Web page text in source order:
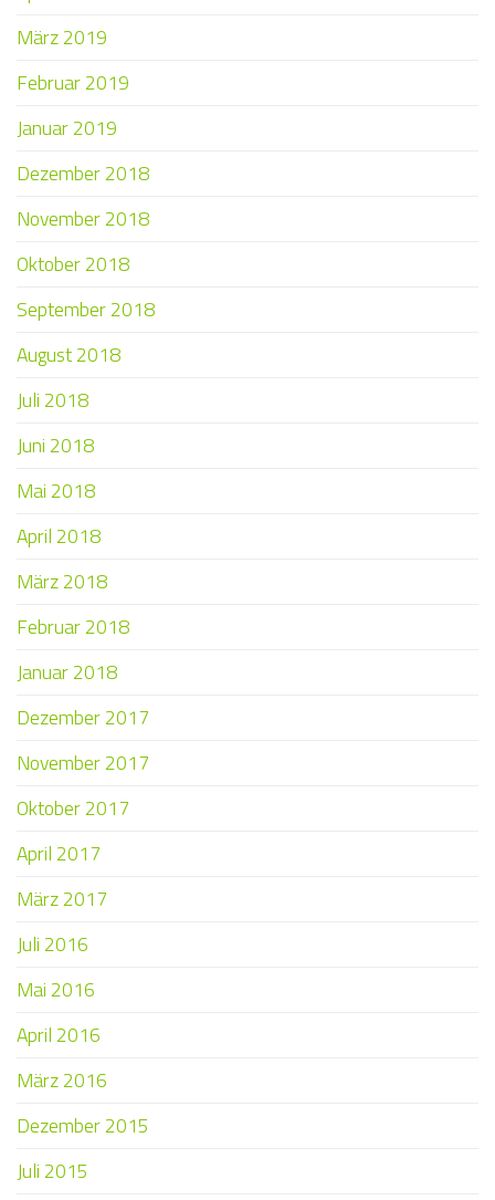
März 2019
Februar 2019
Januar 2019
Dezember 2018
November 2018
Oktober 2018
September 2018
August 2018
Juli 2018
Juni 2018
Mai 2018
April 2018
März 2018
Februar 2018
Januar 2018
Dezember 2017
November 2017
Oktober 2017
April 2017
März 2017
Juli 2016
Mai 2016
April 2016
März 2016
Dezember 2015
Juli 2015